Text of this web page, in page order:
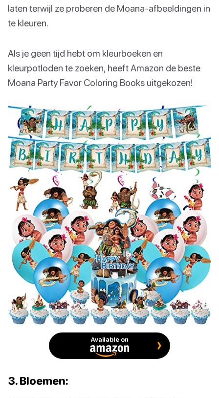
laten terwijl ze proberen de Moana-afbeeldingen in
te kleuren.
Als je geen tijd hebt om kleurboeken en
kleurpotloden te zoeken, heeft Amazon de beste
Moana Party Favor Coloring Books uitgekozen!
Available on
3. Bloemen: